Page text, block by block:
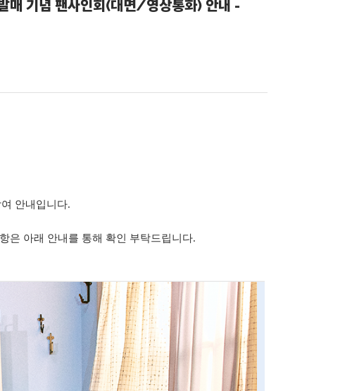
기념 팬사인회(대면/영상통화) 안내 -
안내입니다.
은 아래 안내를 통해 확인 부탁드립니다.